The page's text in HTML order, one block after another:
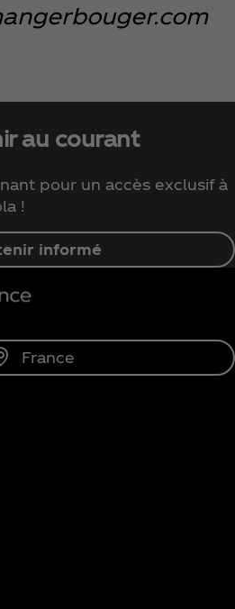
au courant
pour un accès exclusif à
!
informé
France